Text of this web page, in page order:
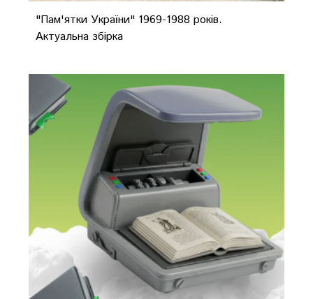
"Пам'ятки України" 1969-1988 років.
Актуальна збірка